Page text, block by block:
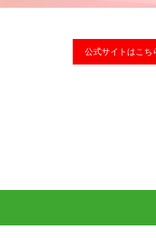
公式サイトはこち